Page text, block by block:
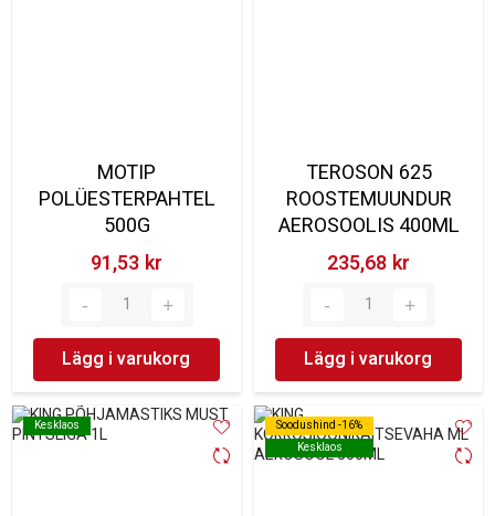
MOTIP
POLÜESTERPAHTEL
500G
91,53 kr‎
Lägg i varukorg
TEROSON 625
ROOSTEMUUNDUR
AEROSOOLIS 400ML
235,68 kr‎
Lägg i varukorg
Kesklaos
Kesklaos
Soodushind -16%
Kesklaos
Soodushind -16%
Kesklaos